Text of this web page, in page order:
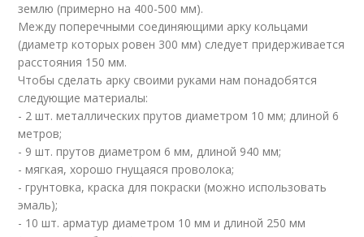
землю (примерно на 400-500 мм).
Между поперечными соединяющими арку кольцами
(диаметр которых ровен 300 мм) следует придерживается
расстояния 150 мм.
Чтобы сделать арку своими руками нам понадобятся
следующие материалы:
- 2 шт. металлических прутов диаметром 10 мм; длиной 6
метров;
- 9 шт. прутов диаметром 6 мм, длиной 940 мм;
- мягкая, хорошо гнущаяся проволока;
- грунтовка, краска для покраски (можно использовать
эмаль);
- 10 шт. арматур диаметром 10 мм и длиной 250 мм